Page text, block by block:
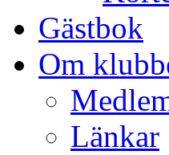
Gästbok
Om
Länkar